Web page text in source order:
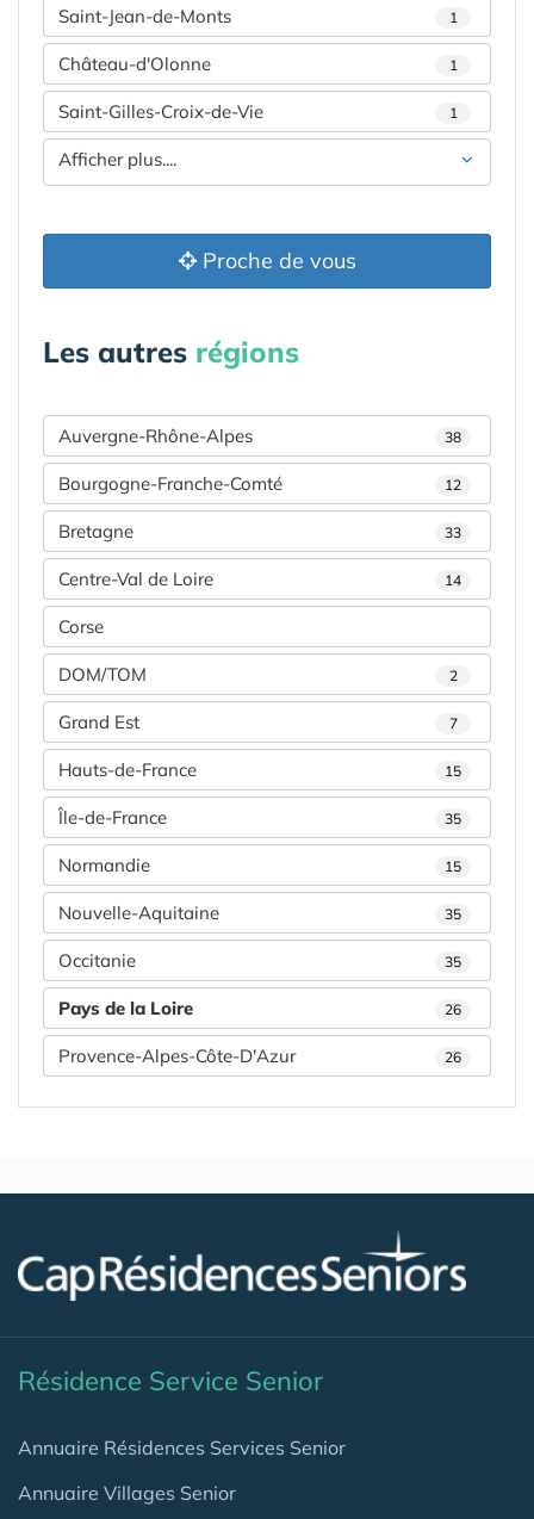
Saint-Jean-de-Monts 1
Château-d'Olonne 1
Saint-Gilles-Croix-de-Vie 1
Afficher plus....
Proche de vous
Les autres régions
Auvergne-Rhône-Alpes 38
Bourgogne-Franche-Comté 12
Bretagne 33
Centre-Val de Loire 14
Corse
DOM/TOM 2
Grand Est 7
Hauts-de-France 15
Île-de-France 35
Normandie 15
Nouvelle-Aquitaine 35
Occitanie 35
Pays de la Loire 26
Provence-Alpes-Côte-D'Azur 26
Résidence Service Senior
Annuaire Résidences Services Senior
Annuaire Villages Senior